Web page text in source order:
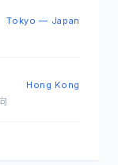
Tokyo — Japan
Hong Kong